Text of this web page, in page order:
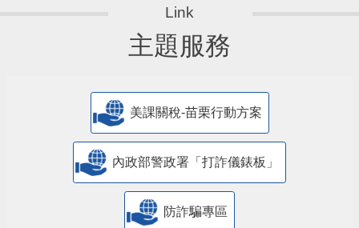
主題服務
美課關稅-苗栗行動方案
內政部警政署「打詐儀錶板」
防詐騙專區